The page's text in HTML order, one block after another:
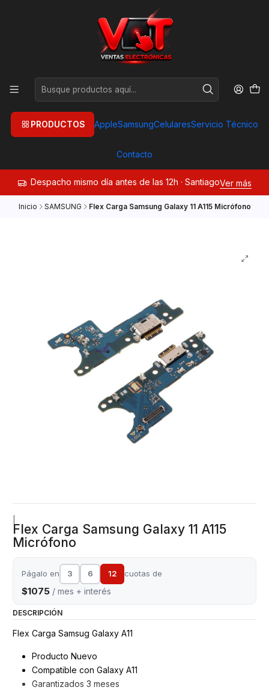
PRODUCTOS AppleSamsungCelularesServicio Técnico
Contacto
Despacho mismo día antes de las 12h · SantiagoVer más
Inicio SAMSUNG Flex Carga Samsung Galaxy 11 A115 Micrófono
Flex Carga Samsung Galaxy 11 A115
Micrófono
Págalo en 3 6 12 cuotas de
$1075 / mes + interés
DESCRIPCIÓN
Flex Carga Samsug Galaxy A11
Producto Nuevo
Compatible con Galaxy A11
Garantizados 3 meses